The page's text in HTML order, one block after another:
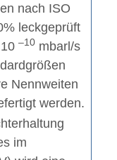
nach ISO
leckgeprüft
10–10 mbarl/s
Nennweiten
werden.
im